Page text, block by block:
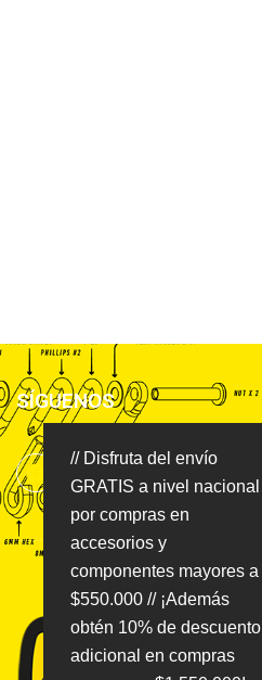
// Disfruta del envío
GRATIS a nivel nacional
por compras en
accesorios y
componentes mayores a
$550.000 // ¡Además
obtén 10% de descuento
adicional en compras
SÍGUENOS